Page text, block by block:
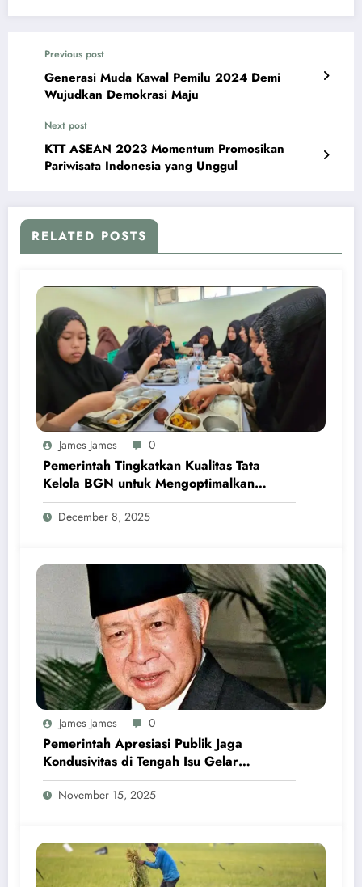
Previous post
Generasi Muda Kawal Pemilu 2024 Demi
Wujudkan Demokrasi Maju
Next post
KTT ASEAN 2023 Momentum Promosikan
Pariwisata Indonesia yang Unggul
RELATED POSTS
James James 0
Pemerintah Tingkatkan Kualitas Tata
Kelola BGN untuk Mengoptimalkan
Program MBG
December 8, 2025
James James 0
Pemerintah Apresiasi Publik Jaga
Kondusivitas di Tengah Isu Gelar
Pahlawan Soeharto
November 15, 2025